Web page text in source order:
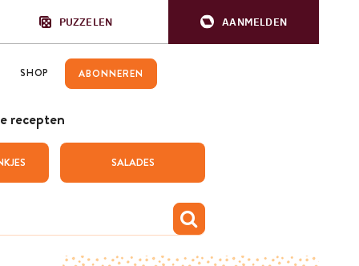
PUZZELEN AANMELDEN
SHOP ABONNEREN
recepten
SALADES